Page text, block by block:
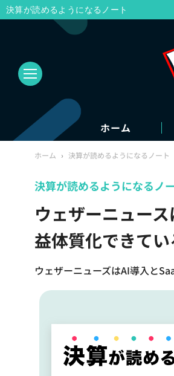
ホーム
ホーム › 決算が読めるようになるノート
ウェザーニュー
益体質化できて
ウェザーニューズはAI導入と
決算が読めるようになるノ
決算が読めるようになるノート